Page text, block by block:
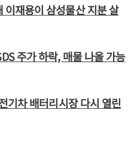
재용이 삼성물산 지분 살
주가 하락, 매물 나올 가능
기차 배터리시장 다시 열린